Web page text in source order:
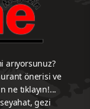
arıyorsunuz?
önerisi ve
ne tıklayın!...
gezi